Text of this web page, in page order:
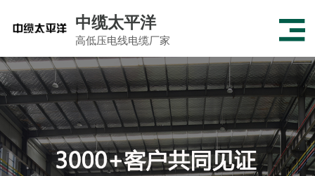
中缆太平洋
高低压电线电缆厂家